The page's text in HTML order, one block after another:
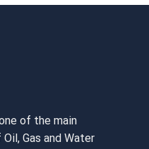
of the main
Gas and Water